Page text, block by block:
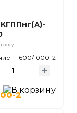
2
600/1000-2